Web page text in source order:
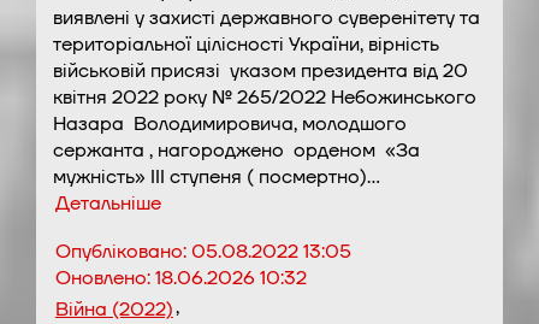
виявлені у захисті державного суверенітету та
територіальної цілісності України, вірність
військовій присязі указом президента від 20
квітня 2022 року № 265/2022Небожинського
Назара Володимировича, молодшого
сержанта , нагороджено орденом «За
мужність» III ступеня ( посмертно)…
Детальніше
Опубліковано:05.08.2022 13:05
Оновлено:18.06.2026 10:32
Війна (2022),